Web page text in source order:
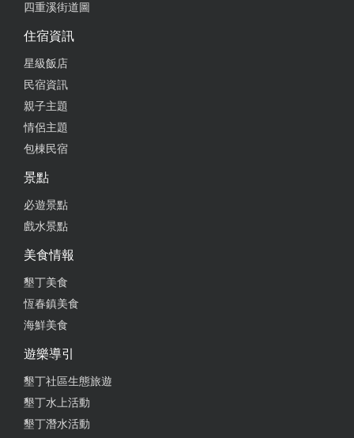
（檸檬雞肉）超好吃 限量紅燒三寶的素肉吃多了會有
點膩
餐，想不到點的每一項餐點沒有一道讓我們失望。紅
燒牛肉麵配料非常多，紅、白蘿蔔燉的非常入味，湯
頭也很鮮甜。酸辣雞涼麵是道健康餐點，滿滿的新鮮
四重溪街道圖
住宿資訊
星級飯店
民宿資訊
親子主題
情侶主題
包棟民宿
景點
必遊景點
戲水景點
美食情報
墾丁美食
恆春鎮美食
海鮮美食
遊樂導引
墾丁社區生態旅遊
墾丁水上活動
墾丁潛水活動